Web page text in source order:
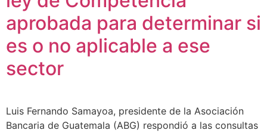
aprobada para determinar si
es o no aplicable a ese
sector
Luis Fernando Samayoa, presidente de la Asociación
Bancaria de Guatemala (ABG) respondió a las consultas